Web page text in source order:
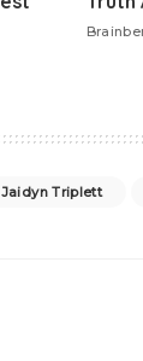
Jaidyn Triplett